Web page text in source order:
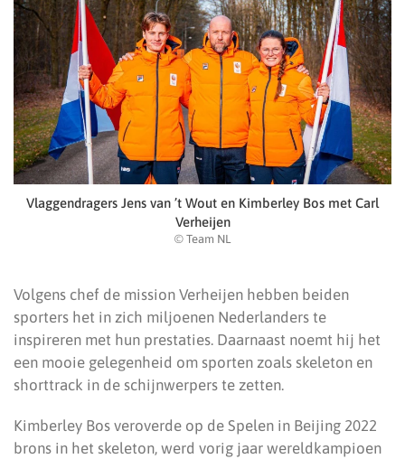
Vlaggendragers Jens van ’t Wout en Kimberley Bos met Carl
Verheijen
© Team NL
Volgens chef de mission Verheijen hebben beiden
sporters het in zich miljoenen Nederlanders te
inspireren met hun prestaties. Daarnaast noemt hij het
een mooie gelegenheid om sporten zoals skeleton en
shorttrack in de schijnwerpers te zetten.
Kimberley Bos veroverde op de Spelen in Beijing 2022
brons in het skeleton, werd vorig jaar wereldkampioen